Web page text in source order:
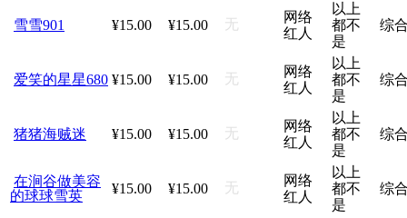
雪雪901 ¥15.00 ¥15.00 无
网络
红人
以上
都不
是
综
爱笑的星星680 ¥15.00 ¥15.00 无
网络
红人
以上
都不
是
综
猪猪海贼迷 ¥15.00 ¥15.00 无
网络
红人
以上
都不
是
综
在涧谷做美容
的球球雪英
¥15.00 ¥15.00 无
网络
红人
以上
都不
是
综